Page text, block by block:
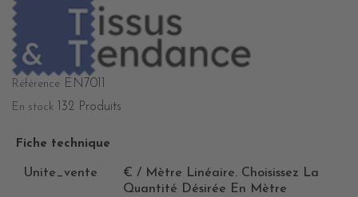
Référence EN7011
En stock 132 Produits
Fiche technique
Unite_vente
€ / Mètre Linéaire. Choisissez La
Quantité Désirée En Mètre